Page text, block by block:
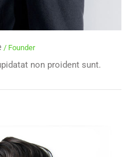
/ Founder
non proident sunt.